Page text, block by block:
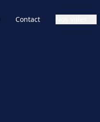
Contact